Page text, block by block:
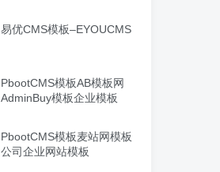
易优CMS模板–EYOUCMS
PbootCMS模板AB模板网
AdminBuy模板企业模板
PbootCMS模板麦站网模板
公司企业网站模板